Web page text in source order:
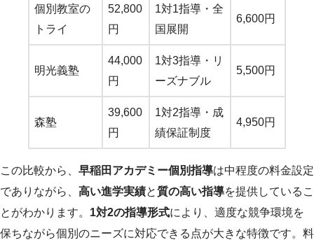
個別教室の
トライ
52,800
円
1対1指導・全
国展開
6,600円
明光義塾
44,000
円
1対3指導・リ
ーズナブル
5,500円
森塾
39,600
円
1対2指導・成
績保証制度
4,950円
この比較から、 早稲田アカデミー個別指導は中程度の料金設定
でありながら、 高い進学実績と質の高い指導を提供しているこ
とがわかります。 1対2の指導形式により、適度な競争環境を
保ちながら個別のニーズに対応できる点が大きな特徴です。料